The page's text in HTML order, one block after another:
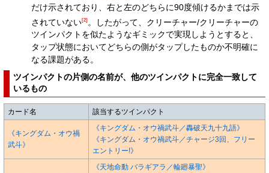
だけ示されており、右と左のどちらに90度傾けるかまでは示
されていない[2] 。したがって、クリーチャー/クリーチャーの
ツインパクトを似たようなギミックで実現しようとすると、
タップ状態においてどちらの側がタップしたものか不明確に
なる課題がある。
ツインパクトの片側の名前が、他のツインパクトに完全一致して
いるもの
カード名 該当するツインパクト
《キングダム・オウ禍
武斗》
《キングダム・オウ禍武斗／轟破天九十九語》
《キングダム・オウ禍武斗／チャージ3回、フリー
エントリー!》
《天地命動 バラギアラ／輪廻暴聖》